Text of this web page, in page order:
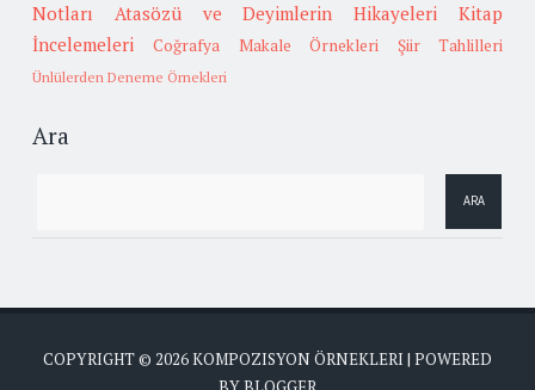
Notları
Atasözü ve Deyimlerin Hikayeleri
Kitap
İncelemeleri
Coğrafya Makale Örnekleri Şiir Tahlilleri
Ünlülerden Deneme Örnekleri
Ara
COPYRIGHT © 2026KOMPOZISYON ÖRNEKLERI | POWERED